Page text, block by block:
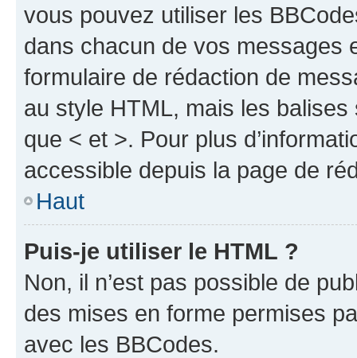
vous pouvez utiliser les
dans chacun de vos messages
formulaire de rédaction de
au style HTML, mais les
que < et >. Pour plus
accessible depuis la page de
Haut
Puis-je utiliser le HTML ?
Non, il n’est pas possible de
des mises en forme permises
avec les BBCodes.